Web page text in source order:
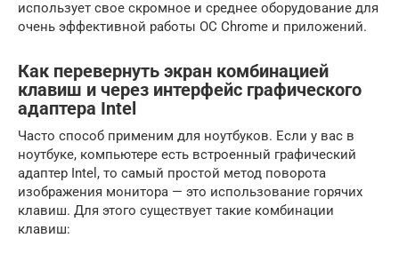
использует свое скромное и среднее оборудование для
очень эффективной работы ОС Chrome и приложений.
Как перевернуть экран комбинацией
клавиш и через интерфейс графического
адаптера Intel
Часто способ применим для ноутбуков. Если у вас в
ноутбуке, компьютере есть встроенный графический
адаптер Intel, то самый простой метод поворота
изображения монитора — это использование горячих
клавиш. Для этого существует такие комбинации
клавиш: